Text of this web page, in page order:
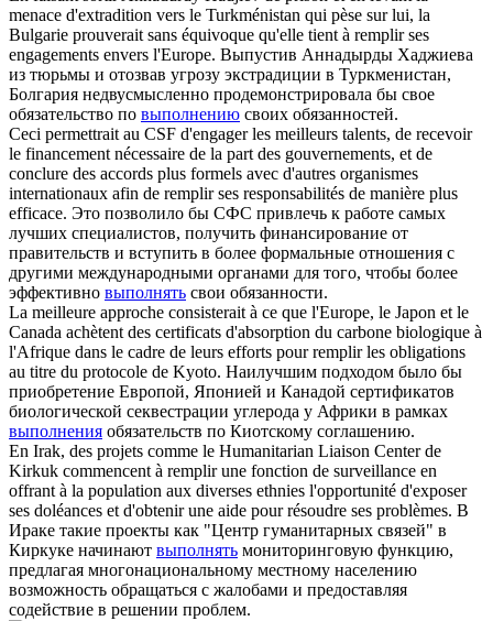
menace d'extradition vers le Turkménistan qui pèse sur lui, la
Bulgarie prouverait sans équivoque qu'elle tient à remplirses
engagements envers l'Europe. Выпустив Аннадырды Хаджиева
из тюрьмы и отозвав угрозу экстрадиции в Туркменистан,
Болгария недвусмысленно продемонстрировала бы свое
обязательство по выполнению своих обязанностей.
Ceci permettrait au CSF d'engager les meilleurs talents, de recevoir
le financement nécessaire de la part des gouvernements, et de
conclure des accords plus formels avec d'autres organismes
internationaux afin de remplirses responsabilités de manière plus
efficace. Это позволило бы СФС привлечь к работе самых
лучших специалистов, получить финансирование от
правительств и вступить в более формальные отношения с
другими международными органами для того, чтобы более
эффективно выполнять свои обязанности.
La meilleure approche consisterait à ce que l'Europe, le Japon et le
Canada achètent des certificats d'absorption du carbone biologique à
l'Afrique dans le cadre de leurs efforts pourremplirles obligations
au titre du protocole de Kyoto. Наилучшим подходом было бы
приобретение Европой, Японией и Канадой сертификатов
биологической секвестрации углерода у Африки в рамках
выполнения обязательств по Киотскому соглашению.
En Irak, des projets comme le Humanitarian Liaison Center de
Kirkuk commencent à remplirune fonction de surveillance en
offrant à la population aux diverses ethnies l'opportunité d'exposer
ses doléances et d'obtenir une aide pour résoudre ses problèmes. В
Ираке такие проекты как "Центр гуманитарных связей" в
Киркуке начинают выполнять мониторинговую функцию,
предлагая многонациональному местному населению
возможность обращаться с жалобами и предоставляя
содействие в решении проблем.